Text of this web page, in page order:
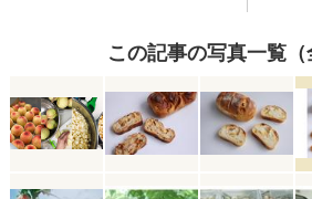
この記事の写真一覧（